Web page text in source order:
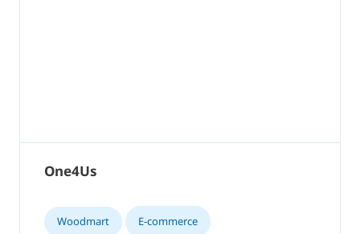
One4Us
Woodmart E-commerce